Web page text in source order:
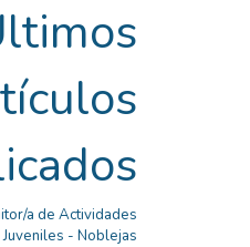
a de Actividades
Juveniles - Noblejas